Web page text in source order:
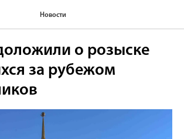
Новости
о розыске
за рубежом